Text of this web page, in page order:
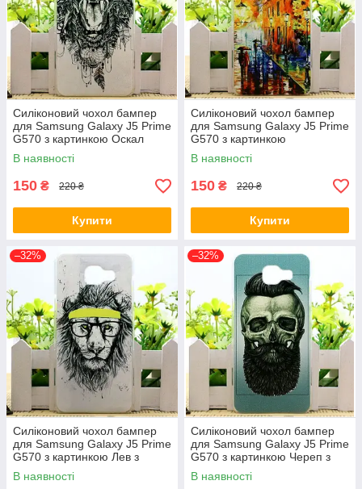
Силіконовий чохол бампер
для Samsung Galaxy J5 Prime
G570 з картинкою Оскал
лева
В наявності
150 ₴ 220 ₴
Купити
Силіконовий чохол бампер
для Samsung Galaxy J5 Prime
G570 з картинкою
Прогулянка
В наявності
150 ₴ 220 ₴
Купити
–32%
Силіконовий чохол бампер
для Samsung Galaxy J5 Prime
G570 з картинкою Лев з
пов'язкою
В наявності
–32%
Силіконовий чохол бампер
для Samsung Galaxy J5 Prime
G570 з картинкою Череп з
бородою
В наявності